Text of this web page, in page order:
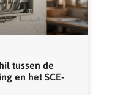
tussen de
en het SCE-